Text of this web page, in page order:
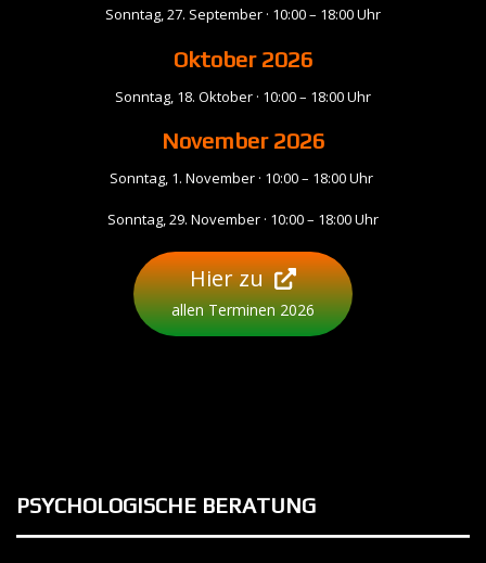
Sonntag, 27. September · 10:00 – 18:00 Uhr
Oktober 2026
Sonntag, 18. Oktober · 10:00 – 18:00 Uhr
November2026
Sonntag, 1. November · 10:00 – 18:00 Uhr
Sonntag, 29. November · 10:00 – 18:00 Uhr
Hier zu
allen Terminen 2026
PSYCHOLOGISCHE BERATUNG